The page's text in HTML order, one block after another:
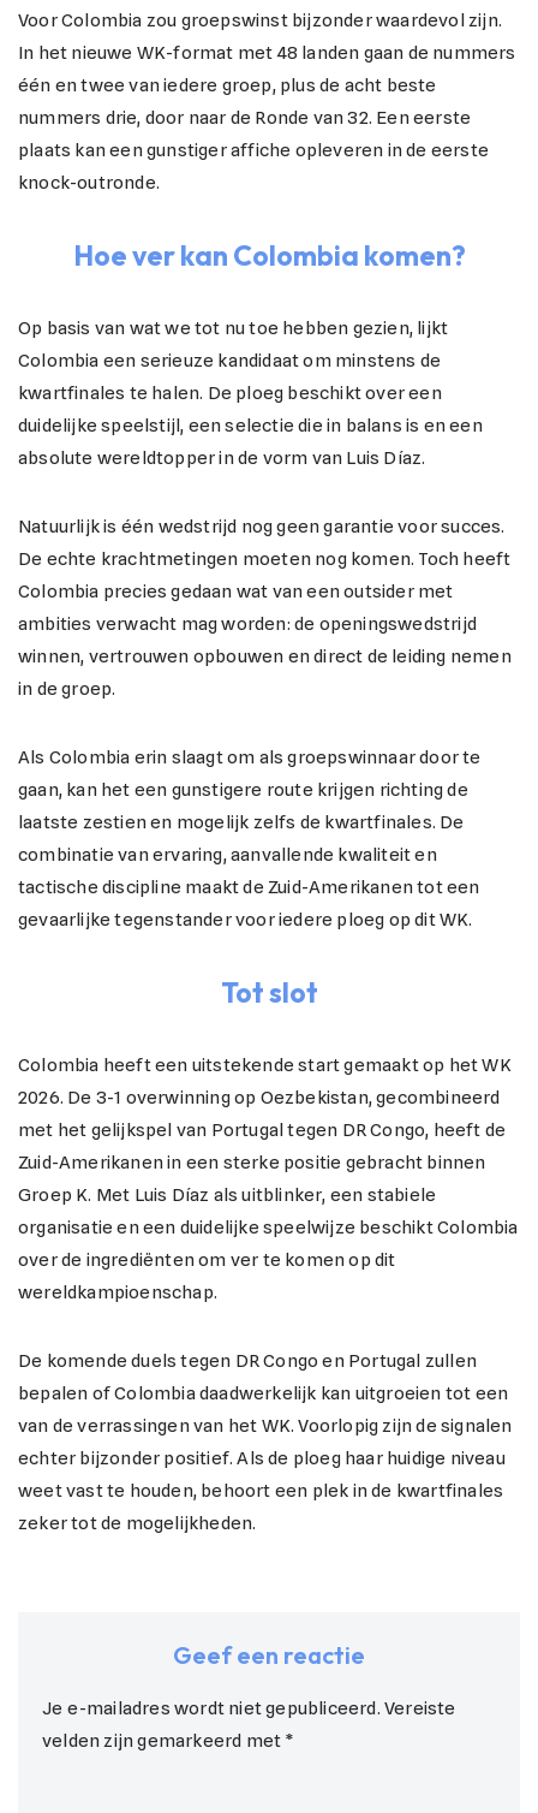
Voor Colombia zou groepswinst bijzonder waardevol zijn.
In het nieuwe WK-format met 48 landen gaan de nummers
één en twee van iedere groep, plus de acht beste
nummers drie, door naar de Ronde van 32. Een eerste
plaats kan een gunstiger affiche opleveren in de eerste
knock-outronde.
Hoe ver kan Colombia komen?
Op basis van wat we tot nu toe hebben gezien, lijkt
Colombia een serieuze kandidaat om minstens de
kwartfinales te halen. De ploeg beschikt over een
duidelijke speelstijl, een selectie die in balans is en een
absolute wereldtopper in de vorm van Luis Díaz.
Natuurlijk is één wedstrijd nog geen garantie voor succes.
De echte krachtmetingen moeten nog komen. Toch heeft
Colombia precies gedaan wat van een outsider met
ambities verwacht mag worden: de openingswedstrijd
winnen, vertrouwen opbouwen en direct de leiding nemen
in de groep.
Als Colombia erin slaagt om als groepswinnaar door te
gaan, kan het een gunstigere route krijgen richting de
laatste zestien en mogelijk zelfs de kwartfinales. De
combinatie van ervaring, aanvallende kwaliteit en
tactische discipline maakt de Zuid-Amerikanen tot een
gevaarlijke tegenstander voor iedere ploeg op dit WK.
Tot slot
Colombia heeft een uitstekende start gemaakt op het WK
2026. De 3-1 overwinning op Oezbekistan, gecombineerd
met het gelijkspel van Portugal tegen DR Congo, heeft de
Zuid-Amerikanen in een sterke positie gebracht binnen
Groep K. Met Luis Díaz als uitblinker, een stabiele
organisatie en een duidelijke speelwijze beschikt Colombia
over de ingrediënten om ver te komen op dit
wereldkampioenschap.
De komende duels tegen DR Congo en Portugal zullen
bepalen of Colombia daadwerkelijk kan uitgroeien tot een
van de verrassingen van het WK. Voorlopig zijn de signalen
echter bijzonder positief. Als de ploeg haar huidige niveau
weet vast te houden, behoort een plek in de kwartfinales
zeker tot de mogelijkheden.
Geef een reactie
Je e-mailadres wordt niet gepubliceerd. Vereiste
velden zijn gemarkeerd met *